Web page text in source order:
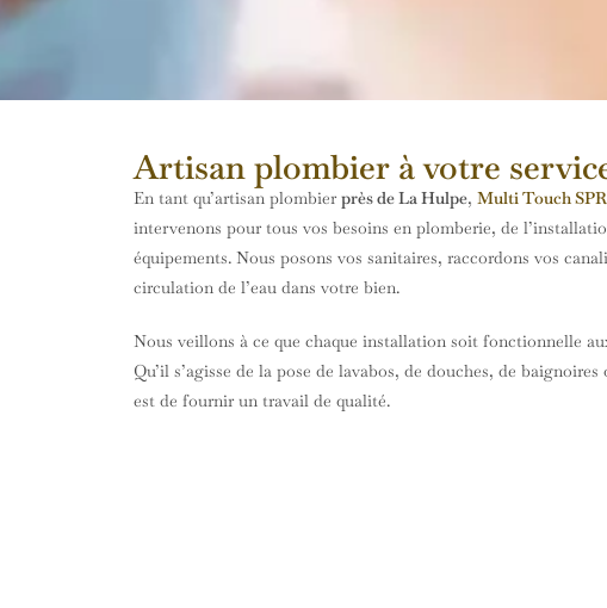
Artisan plombier à votre
En tant qu’artisan plombier près de La Hulpe, Multi Touch
intervenons pour tous vos besoins en plomberie, de
équipements. Nous posons vos sanitaires, raccordons vos
circulation de l’eau dans votre bien.
Nous veillons à ce que chaque installation soit fonctionnelle
Qu’il s’agisse de la pose de lavabos, de douches, de
est de fournir un travail de qualité.